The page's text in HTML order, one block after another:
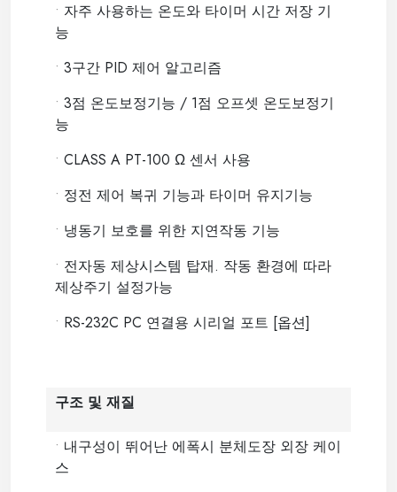
• 자주 사용하는 온도와 타이머 시간 저장 기
능
• 3구간 PID 제어 알고리즘
• 3점 온도보정기능 / 1점 오프셋 온도보정기
능
• CLASS A PT-100 Ω 센서 사용
• 정전 제어 복귀 기능과 타이머 유지기능
• 냉동기 보호를 위한 지연작동 기능
• 전자동 제상시스템 탑재. 작동 환경에 따라
제상주기 설정가능
• RS-232C PC 연결용 시리얼 포트 [옵션]
구조 및 재질
• 내구성이 뛰어난 에폭시 분체도장 외장 케이
스